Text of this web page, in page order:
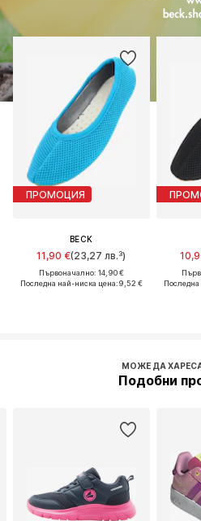
ПРОМОЦИЯ
BECK
11,90 €(23,27 лв.³)
Първоначално: 14,90 €
Последна най-ниска цена:9,52 €
МОЖЕ ДА
Подобни